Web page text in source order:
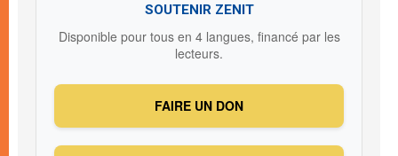
SOUTENIR ZENIT
Disponible pour tous en 4 langues, financé par les
lecteurs.
FAIRE UN DON